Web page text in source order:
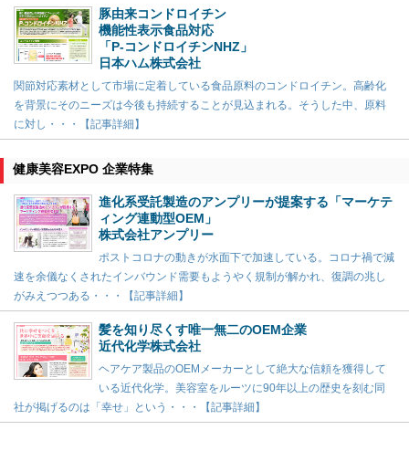
豚由来コンドロイチン
機能性表示食品対応
「P-コンドロイチンNHZ」
日本ハム株式会社
関節対応素材として市場に定着している食品原料のコンドロイチン。高齢化
を背景にそのニーズは今後も持続することが見込まれる。そうした中、原料
に対し・・・【記事詳細】
健康美容EXPO 企業特集
進化系受託製造のアンプリーが提案する「マーケテ
ィング連動型OEM」
株式会社アンプリー
ポストコロナの動きが水面下で加速している。コロナ禍で減
速を余儀なくされたインバウンド需要もようやく規制が解かれ、復調の兆し
がみえつつある・・・【記事詳細】
髪を知り尽くす唯一無二のOEM企業
近代化学株式会社
ヘアケア製品のOEMメーカーとして絶大な信頼を獲得して
いる近代化学。美容室をルーツに90年以上の歴史を刻む同
社が掲げるのは「幸せ」という・・・【記事詳細】